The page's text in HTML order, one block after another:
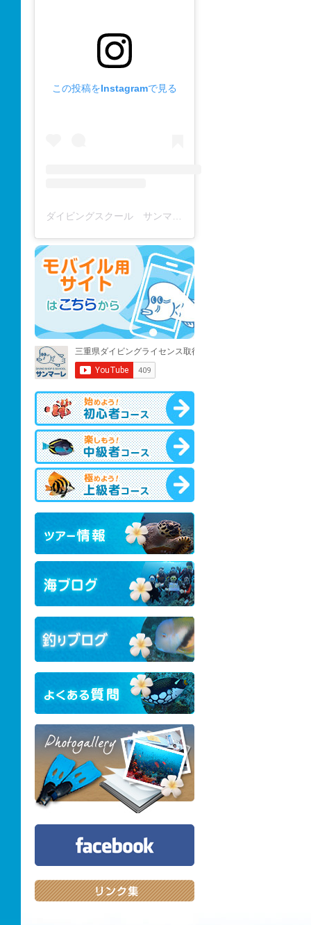
この投稿をInstagramで見る
ダイビングスクール サンマーレ / diving school(@diving_school_sanmare)がシェアした投稿